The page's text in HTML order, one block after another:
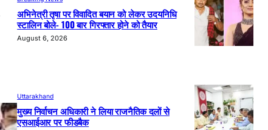
अभिनेत्री तृषा पर विवादित बयान को लेकर उदयनिधि
स्टालिन बोले- 100 बार गिरफ्तार होने को तैयार
August 6, 2026
Uttarakhand
मुख्य निर्वाचन अधिकारी ने लिया राजनैतिक दलों से
एसआईआर पर फीडबैक